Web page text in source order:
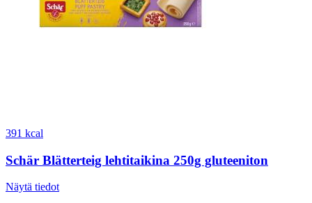
391 kcal
Schär Blätterteig lehtitaikina 250g gluteeniton
Näytä tiedot